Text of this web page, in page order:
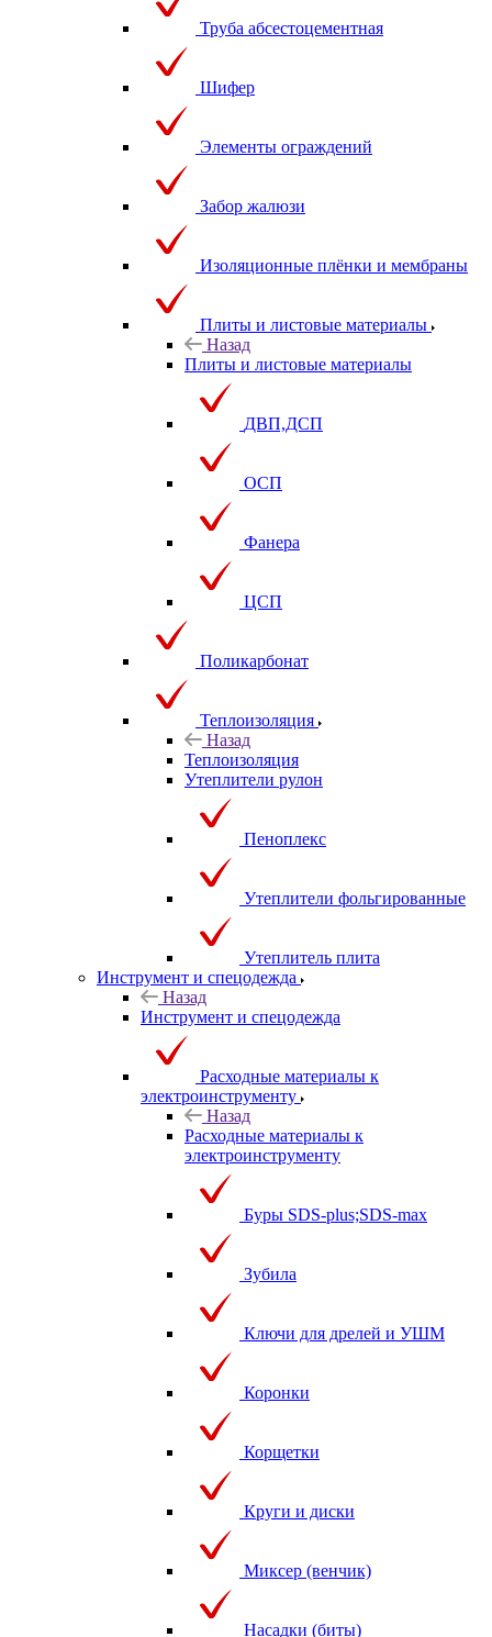
Труба абсестоцементная
Шифер
Элементы ограждений
Забор жалюзи
Изоляционные плёнки и мембраны
Плиты и листовые материалы
Назад
Плиты и листовые материалы
ДВП,ДСП
ОСП
Фанера
ЦСП
Поликарбонат
Теплоизоляция
Назад
Теплоизоляция
Утеплители рулон
Пеноплекс
Утеплители фольгированные
Утеплитель плита
Инструмент и спецодежда
Назад
Инструмент и спецодежда
Расходные материалы к
электроинструменту
Назад
Расходные материалы к
электроинструменту
Буры SDS-plus;SDS-max
Зубила
Ключи для дрелей и УШМ
Коронки
Корщетки
Круги и диски
Миксер (венчик)
Насадки (биты)